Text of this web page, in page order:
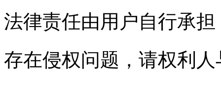
法律责任由用户自行承
存在侵权问题，请权利